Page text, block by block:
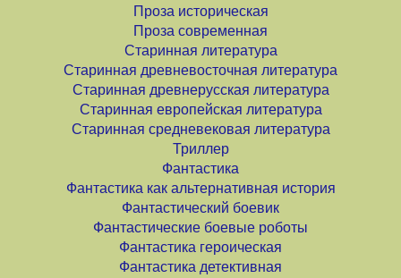
Проза историческая
Проза современная
Старинная литература
Старинная древневосточная литература
Старинная древнерусская литература
Старинная европейская литература
Старинная средневековая литература
Триллер
Фантастика
Фантастика как альтернативная история
Фантастический боевик
Фантастические боевые роботы
Фантастика героическая
Фантастика детективная